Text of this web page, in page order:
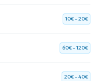
10€ – 20€
60€ – 120€
20€ – 40€